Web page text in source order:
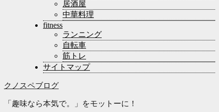
居酒屋
中華料理
fitness
ランニング
自転車
筋トレ
サイトマップ
クノスペブログ
「趣味なら本気で。」をモットーに！